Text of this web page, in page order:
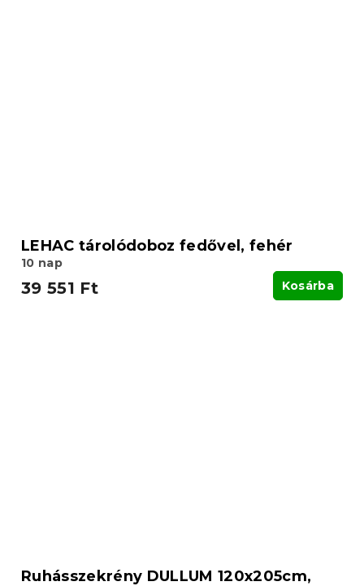
LEHAC tárolódoboz fedővel, fehér
10 nap
39 551 Ft Kosárba
Ruhásszekrény DULLUM 120x205cm,